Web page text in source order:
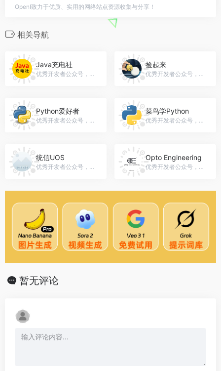
OpenI致力于优质、实用的网络站点资源收集与分享！
相关导航
Java充电社
优秀开发者公众号，微信号：nihaojava8
捡起来
优秀开发者公众号，微信号：gh_395734f6947f
Python爱好者
优秀开发者公众号，微信号：gh_b9fe5db85414
菜鸟学Python
优秀开发者公众号，微信号：cainiao_xueyuan
统信UOS
优秀开发者公众号，微信号：UOS-EDU
Opto Engineering
优秀开发者公众号，微信号：gh_025b6b6ed8ca
暂无评论